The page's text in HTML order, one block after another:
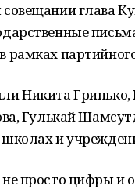
глава
Никита
Гулькай
и
просто цифры и